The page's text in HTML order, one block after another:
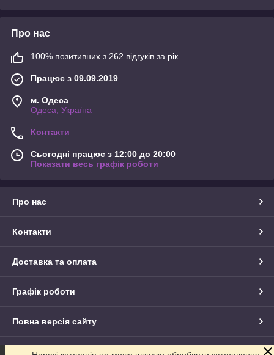
Про нас
100% позитивних з 262 відгуків за рік
Працює з 09.09.2019
м. Одеса
Одеса, Україна
Контакти
Сьогодні працює з 12:00 до 20:00
Показати весь графік роботи
Про нас
Контакти
Доставка та оплата
Графік роботи
Повна версія сайту
Сайт створено на маркетплейсіProm.ua